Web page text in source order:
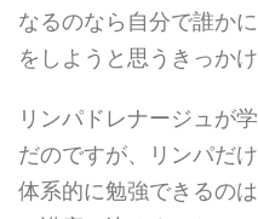
なるのなら自分で誰か
をしようと思うきっかけ
リンパドレナージュが
だのですが、リンパだ
体系的に勉強できるの